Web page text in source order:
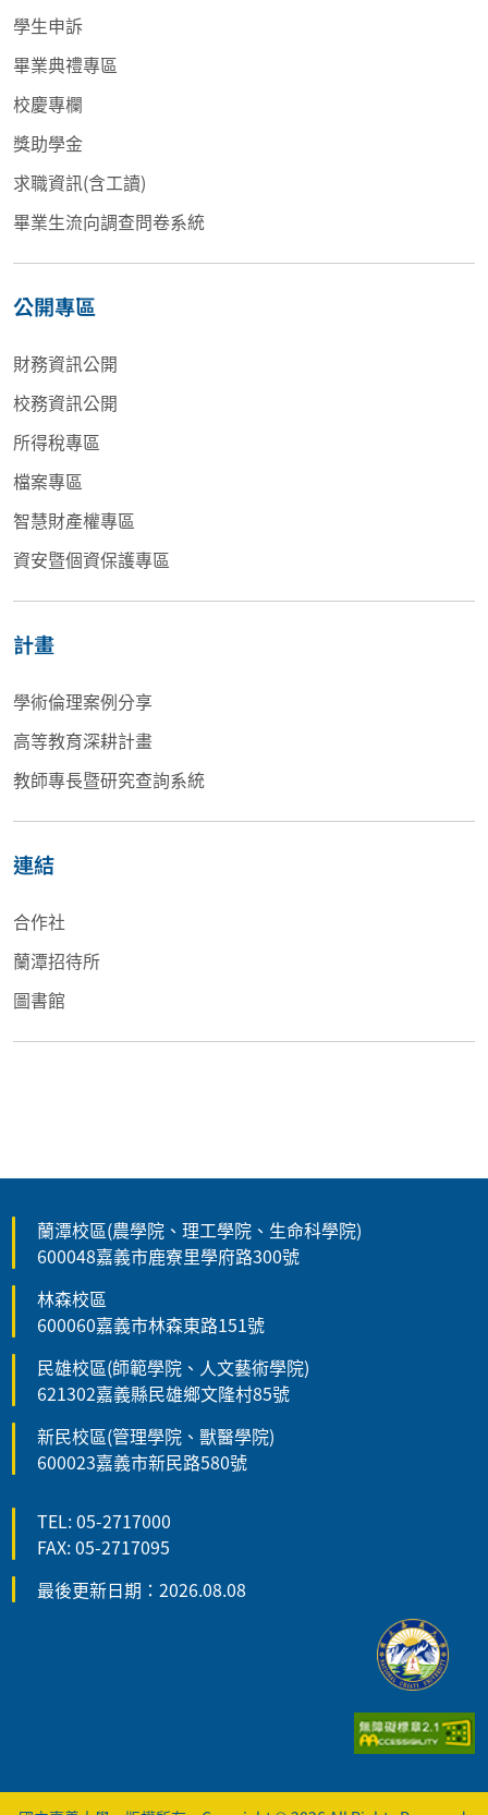
學生申訴
畢業典禮專區
校慶專欄
獎助學金
求職資訊(含工讀)
畢業生流向調查問卷系統
公開專區
財務資訊公開
校務資訊公開
所得稅專區
檔案專區
智慧財產權專區
資安暨個資保護專區
計畫
學術倫理案例分享
高等教育深耕計畫
教師專長暨研究查詢系統
連結
合作社
蘭潭招待所
圖書館
蘭潭校區(農學院、理工學院、生命科學院)
600048嘉義市鹿寮里學府路300號
林森校區
600060嘉義市林森東路151號
民雄校區(師範學院、人文藝術學院)
621302嘉義縣民雄鄉文隆村85號
新民校區(管理學院、獸醫學院)
600023嘉義市新民路580號
TEL: 05-2717000
FAX: 05-2717095
最後更新日期：2026.08.08